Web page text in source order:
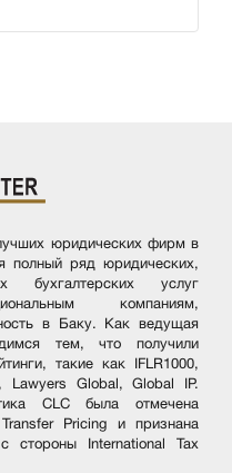
юридических фирм в
полный ряд юридических,
бухгалтерских услуг
компаниям,
в Баку. Как ведущая
тем, что получили
такие как IFLR1000,
Lawyers Global, Global IP.
CLC была отмечена
Pricing и признана
стороны International Tax